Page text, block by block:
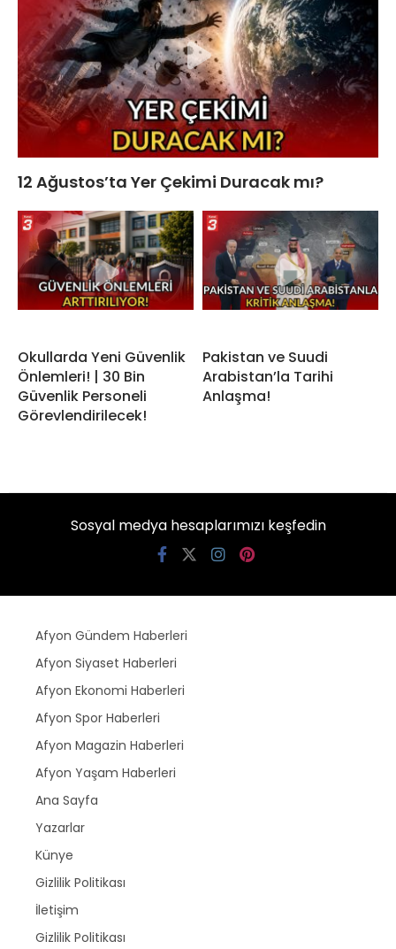
12 Ağustos’ta Yer Çekimi Duracak mı?
Okullarda Yeni Güvenlik
Önlemleri! | 30 Bin
Güvenlik Personeli
Görevlendirilecek!
Pakistan ve Suudi
Arabistan’la Tarihi
Anlaşma!
Sosyal medya hesaplarımızı keşfedin
Afyon Gündem Haberleri
Afyon Siyaset Haberleri
Afyon Ekonomi Haberleri
Afyon Spor Haberleri
Afyon Magazin Haberleri
Afyon Yaşam Haberleri
Ana Sayfa
Yazarlar
Künye
Gizlilik Politikası
İletişim
Gizlilik Politikası